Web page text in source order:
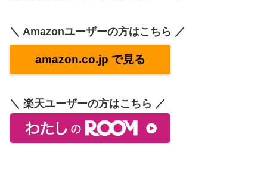
＼ Amazonユーザーの方はこちら ／
amazon.co.jp で見る
＼ 楽天ユーザーの方はこちら ／